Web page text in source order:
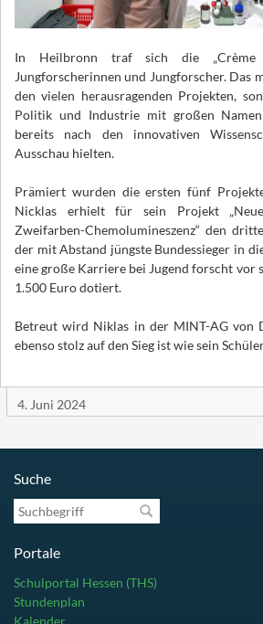
In Heilbronn traf sich die
Jungforscherinnen und Jungforscher. Das
den vielen herausragenden Projekten,
Politik und Industrie mit großen
bereits nach den innovativen
Ausschau hielten.
Prämiert wurden die ersten fünf
Nicklas erhielt für sein Projekt
Zweifarben-Chemolumineszenz“ den
der mit Abstand jüngste Bundessieger in
eine große Karriere bei Jugend forscht vor
1.500 Euro dotiert.
Betreut wird Niklas in der MINT-AG von
ebenso stolz auf den Sieg ist wie sein
4. Juni 2024
Suche
Suchbegriff
Portale
Schulportal Hessen (THS)
Stundenplan